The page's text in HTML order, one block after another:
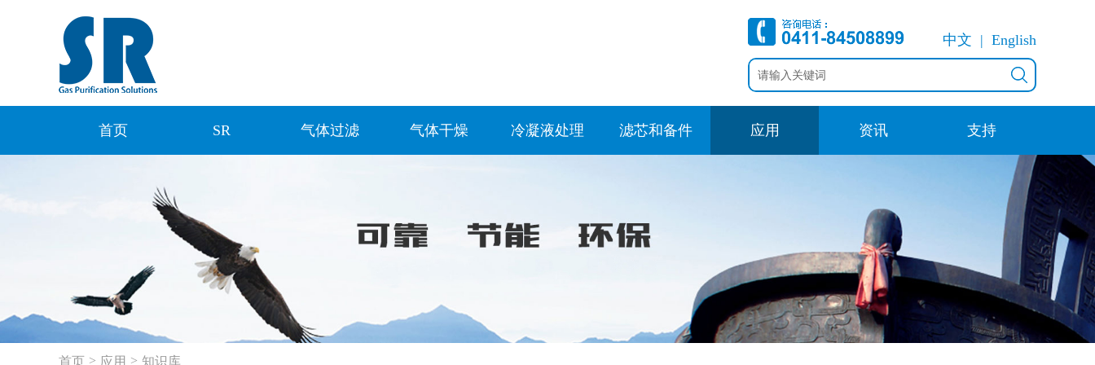
中文 English
首页 SR 气体过滤 气体干燥 冷凝液处理 滤芯和备件 应用 资讯 支持
首页 > 应用 > 知识库